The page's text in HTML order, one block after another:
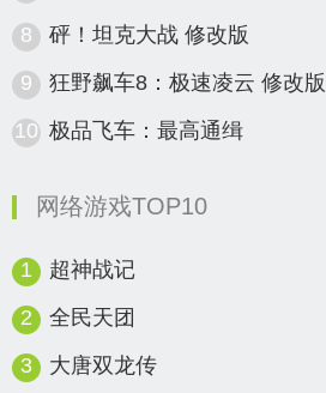
8
砰！坦克大战 修改版
9
狂野飙车8：极速凌云 修改版
10 极品飞车：最高通缉
网络游戏TOP10
1
超神战记
2
全民天团
3
大唐双龙传